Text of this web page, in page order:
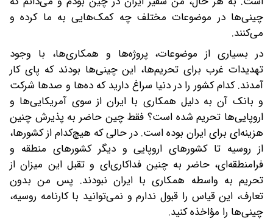
چینی‌ها در موضوعات مختلف چه کمک‌هایی به ما کرده و
می‌کنند.
در بسیاری از موضوعات، پروژه‌ها و همکاری‌ها، با وجود
تهدیدات غرب برای تحریم‌ها، این چینی‌ها بودند که پای کار
آمدند. کدام کشور را در دنیا سراغ دارید که ده‌ها و صدها شرکت
و بانک آن به دلیل همکاری با ایران از سوی آمریکایی‌ها و
اروپایی‌ها تحریم شده است؟ فقط چین حاضر به پذیرش چنین
هزینه‌ای برای ایران بوده است. در حالی که هیچ‌کدام از کشورها،
از روسیه تا کشورهای اروپایی و دیگر کشورهای منطقه و
فرامنطقه‌ای، حاضر به چنین فداکاری‌ای و تقبل این میزان از
تحریم به واسطه همکاری با ایران نبودند. پس من بدون
تعارف، این قیاس را قبول ندارم و نمی‌توانید با کارنامه روسیه،
چینی‌ها را مؤاخذه کنید.